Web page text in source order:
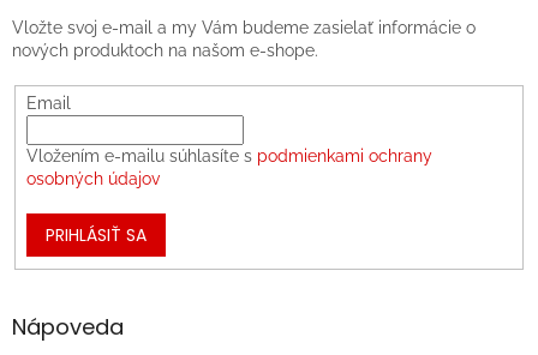
Vložte svoj e-mail a my Vám budeme zasielať informácie o
nových produktoch na našom e-shope.
Email
Vložením e-mailu súhlasíte s podmienkami ochrany
osobných údajov
PRIHLÁSIŤ SA
Nápoveda